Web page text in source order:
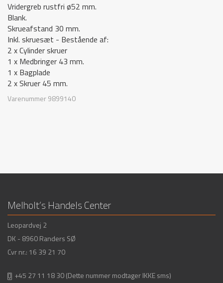
Vridergreb rustfri ø52 mm.
Blank.
Skrueafstand 30 mm.
Inkl. skruesæt - Bestående af:
2 x Cylinder skruer
1 x Medbringer 43 mm.
1 x Bagplade
2 x Skruer 45 mm.
Varenummer9899140
Melholt’s Handels Center
Leopardvej 2
DK - 8960 Randers SØ
Cvr nr.: 16 39 21 70
+45 27 11 18 30(Dette nummer modtager IKKE sms)